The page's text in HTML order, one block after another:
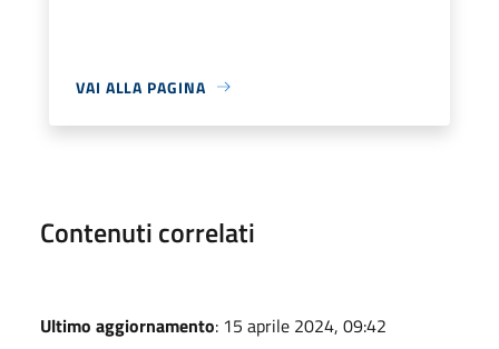
VAI ALLA PAGINA
Contenuti correlati
Ultimo aggiornamento: 15 aprile 2024, 09:42